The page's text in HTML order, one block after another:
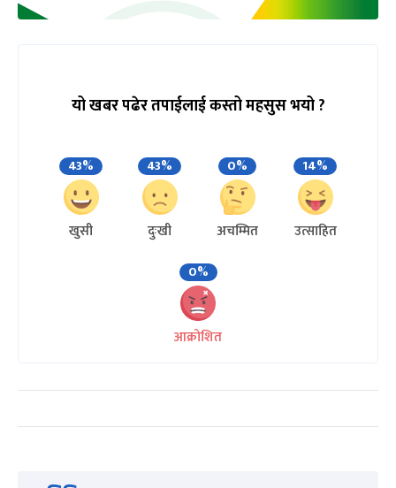
यो खबर पढेर तपाईलाई कस्तो महसुस भयो ?
43%
खुसी
43%
दुःखी
0%
अचम्मित
14%
उत्साहित
0%
आक्रोशित